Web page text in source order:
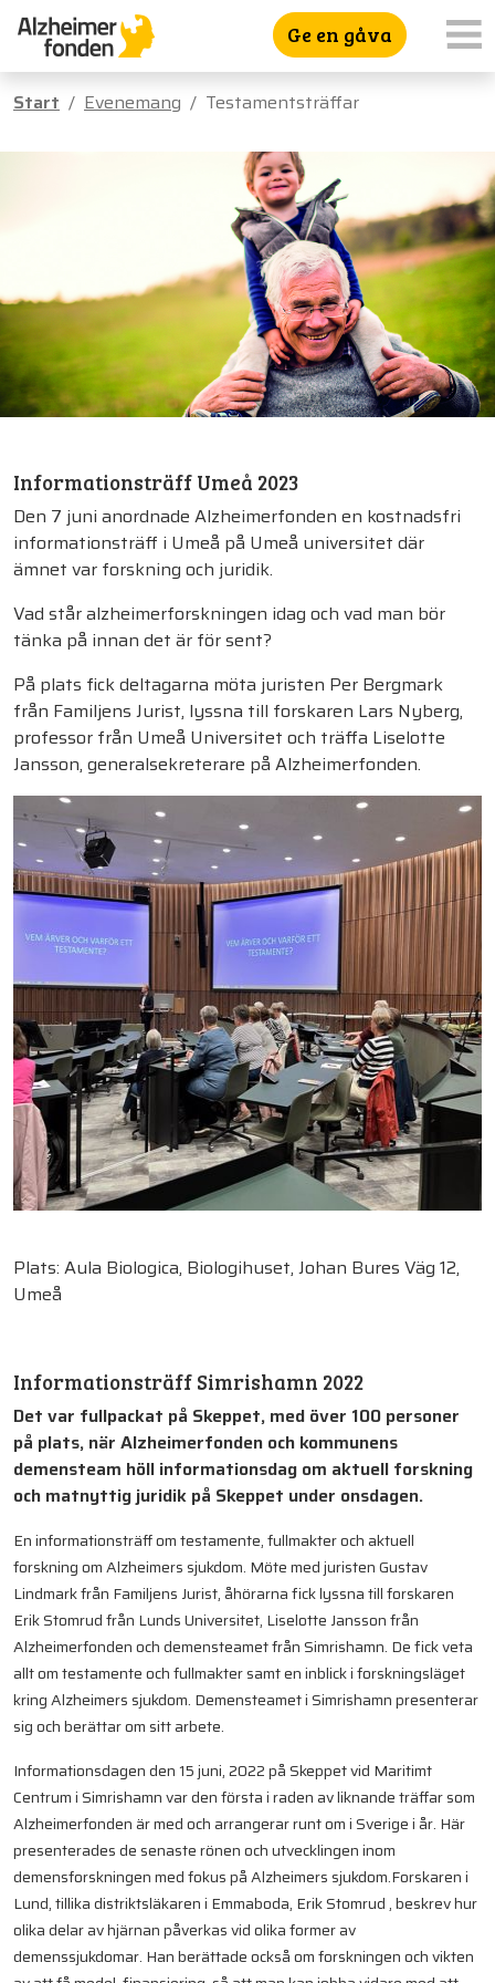
Ge en gåva
Start Evenemang Testamentsträffar
Informationsträff Umeå 2023
Den 7 juni anordnade Alzheimerfonden en kostnadsfri
informationsträff i Umeå på Umeå universitet där
ämnet var forskning och juridik.
Vad står alzheimerforskningen idag och vad man bör
tänka på innan det är för sent?
På plats fick deltagarna möta juristen Per Bergmark
från Familjens Jurist, lyssna till forskaren Lars Nyberg,
professor från Umeå Universitet och träffa Liselotte
Jansson, generalsekreterare på Alzheimerfonden.
Plats: Aula Biologica, Biologihuset, Johan Bures Väg 12,
Umeå
Informationsträff Simrishamn 2022
Det var fullpackat på Skeppet, med över 100 personer
på plats, när Alzheimerfonden och kommunens
demensteam höll informationsdag om aktuell forskning
och matnyttig juridik på Skeppet under onsdagen.
En informationsträff om testamente, fullmakter och aktuell
forskning om Alzheimers sjukdom. Möte med juristen Gustav
Lindmark från Familjens Jurist, åhörarna fick lyssna till forskaren
Erik Stomrud från Lunds Universitet, Liselotte Jansson från
Alzheimerfonden och demensteamet från Simrishamn. De fick veta
allt om testamente och fullmakter samt en inblick i forskningsläget
kring Alzheimers sjukdom. Demensteamet i Simrishamn presenterar
sig och berättar om sitt arbete.
Informationsdagen den 15 juni, 2022 på Skeppet vid Maritimt
Centrum i Simrishamn var den första i raden av liknande träffar som
Alzheimerfonden är med och arrangerar runt om i Sverige i år. Här
presenterades de senaste rönen och utvecklingen inom
demensforskningen med fokus på Alzheimers sjukdom.Forskaren i
Lund, tillika distriktsläkaren i Emmaboda, Erik Stomrud , beskrev hur
olika delar av hjärnan påverkas vid olika former av
demenssjukdomar. Han berättade också om forskningen och vikten